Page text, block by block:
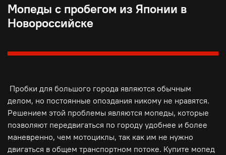
Мопеды с пробегом из Японии в
Новороссийске
Пробки для большого города являются обычным
делом, но постоянные опоздания никому не нравятся.
Решением этой проблемы являются мопеды, которые
позволяют передвигаться по городу удобнее и более
маневренно, чем мотоциклы, так как им не нужно
двигаться в общем транспортном потоке. Купите мопед